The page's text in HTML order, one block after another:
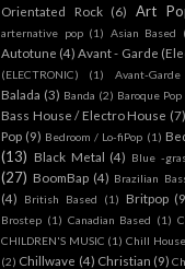
Orientated Rock (6) Art
arternative pop (1) Asian Based
Autotune (4) Avant - Garde
(ELECTRONIC)
(1) Avant-
Balada (3) Banda (2) Baroque Pop
Bass House / Electro House (7)
Pop (9) Bedroom / Lo-fiPop (1)
(13) Black Metal (4) Blue -
(27) BoomBap (4) Brazilian
(4)
British Based (1) Britpop
Brostep (1) Canadian Based (1)
CHILDREN'S MUSIC (1) Chill House
(2) Chillwave (4) Christian (9)